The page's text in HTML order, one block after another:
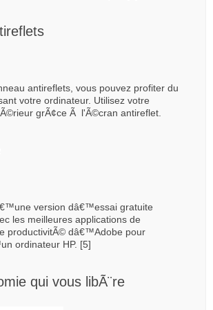
antireflets, vous pouvez profiter du
votre ordinateur. Utilisez votre
grÃ¢ce Ã l'Ã©cran antireflet.
version dâ€™essai gratuite
les meilleures applications de
productivitÃ© dâ€™Adobe pour
ordinateur HP. [5]
qui vous libÃ¨re